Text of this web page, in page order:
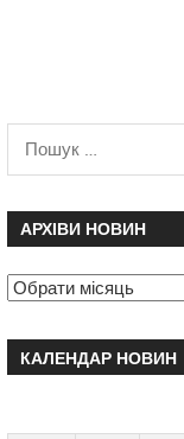
АРХІВИ НОВИН
КАЛЕНДАР НОВИН